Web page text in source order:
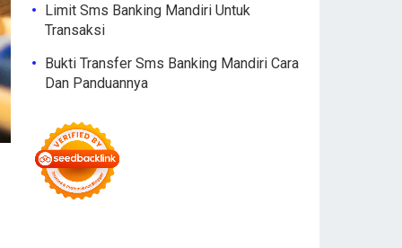
Limit Sms Banking Mandiri Untuk
Transaksi
Bukti Transfer Sms Banking Mandiri Cara
Dan Panduannya